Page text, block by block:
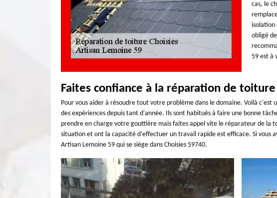
cas, le
isolation
obligé
59 est à
Faites confiance à la réparation de toiture
Pour vous aider à résoudre tout votre problème dans le domaine. Voilà
des expériences depuis tant d'année. Ils sont habitués à faire une bonne
prendre en charge votre gouttière mais faites appel vite le réparateur de la
situation et ont la capacité d'effectuer un travail rapide est efficace. Si vous
Artisan Lemoine 59 qui se siège dans Choisies 59740.